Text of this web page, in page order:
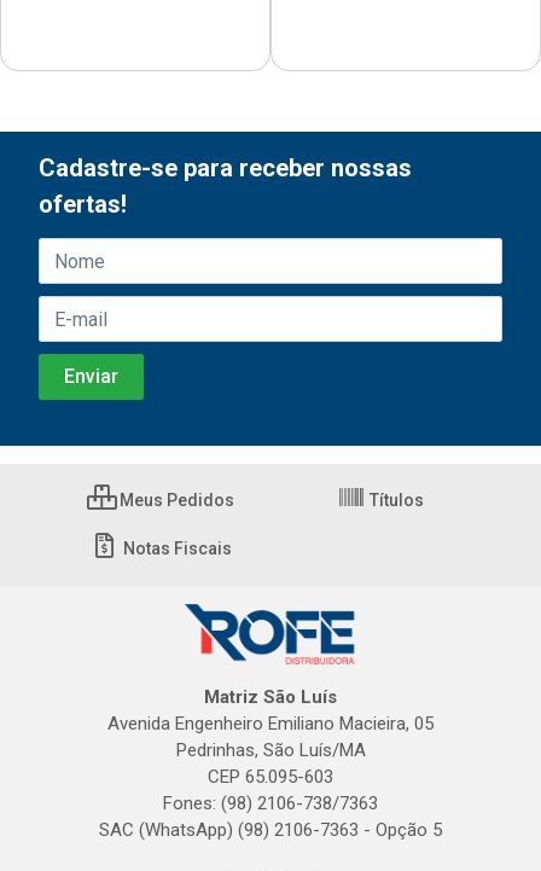
Cadastre-se para receber nossas
ofertas!
Meus Pedidos Títulos
Notas Fiscais
Matriz São Luís
Avenida Engenheiro Emiliano Macieira, 05
Pedrinhas, São Luís/MA
CEP 65.095-603
Fones: (98) 2106-738/7363
SAC (WhatsApp) (98) 2106-7363 - Opção 5